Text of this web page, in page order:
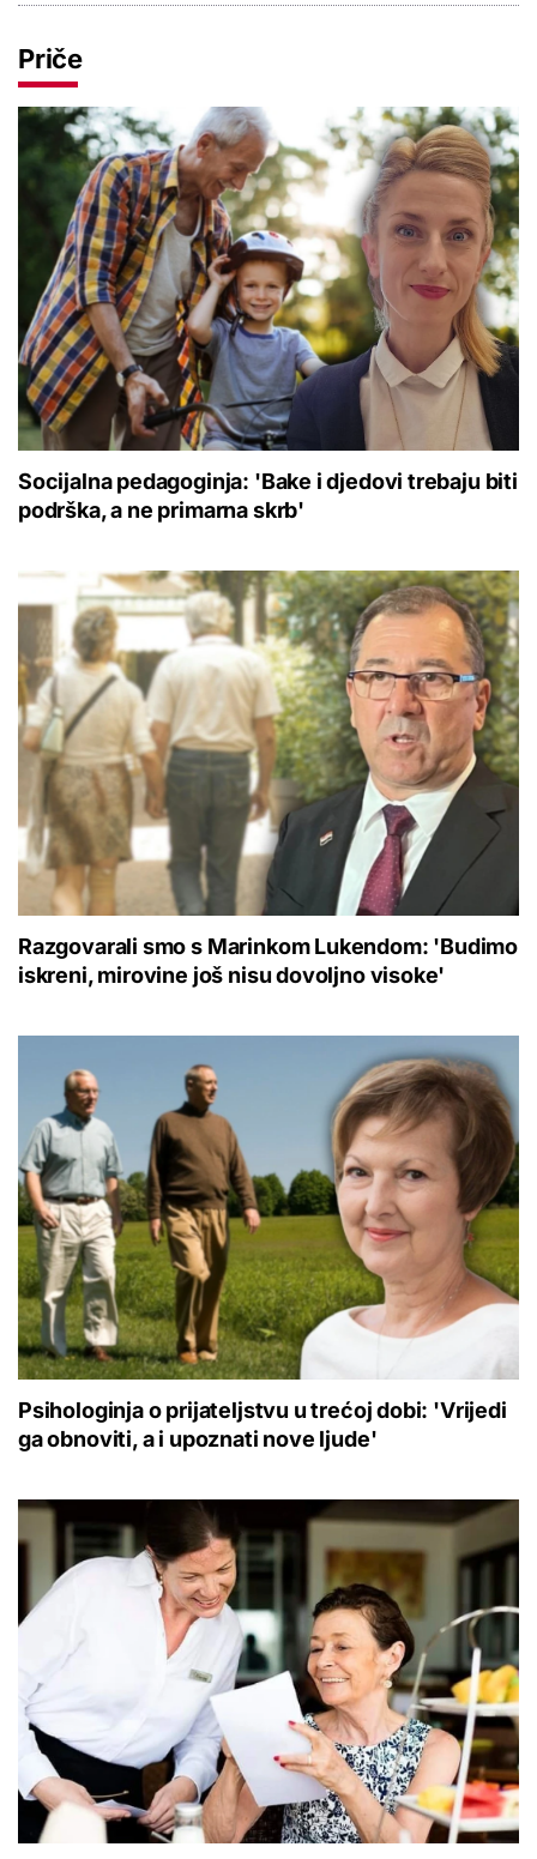
Priče
Socijalna pedagoginja: 'Bake i djedovi trebaju biti
podrška, a ne primarna skrb'
Razgovarali smo s Marinkom Lukendom: 'Budimo
iskreni, mirovine još nisu dovoljno visoke'
Psihologinja o prijateljstvu u trećoj dobi: 'Vrijedi
ga obnoviti, a i upoznati nove ljude'